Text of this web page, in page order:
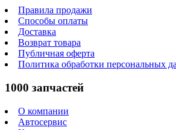
Правила продажи
Способы оплаты
Доставка
Возврат товара
Публичная оферта
Политика обработки персональных
1000 запчастей
О компании
Автосервис